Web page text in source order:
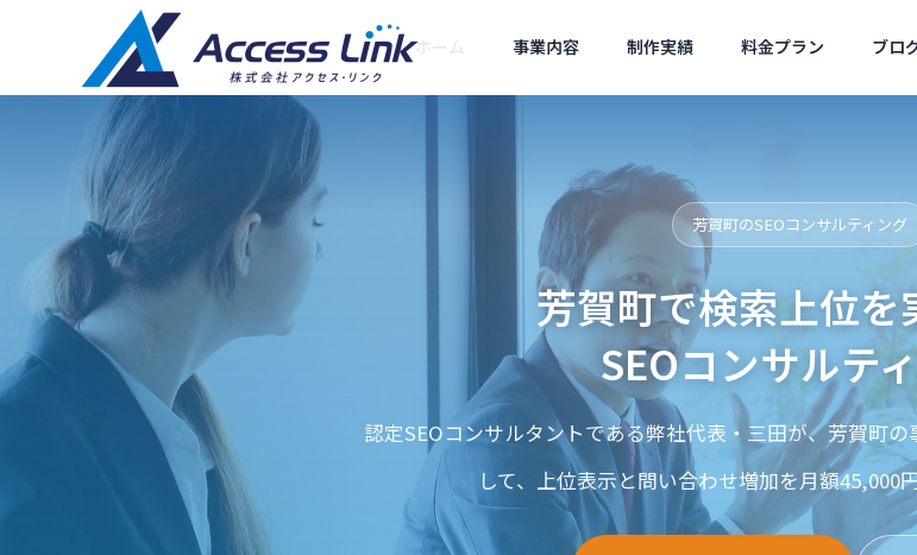
ホーム 事業内容 制作実績 料金プラン ブロ
集客型ホームペー
ジ制作
SEOに強い「売れるホ
ームページ」をお届け
します
SEOコンサルティ
ング
あなたの会社のレンタ
ルWEB部長に
MEO対策
Googleマップ対策は必
須です
セキュリティ
Googleを名乗る不審な電話・
SMSの見分け方
Googleトレンドが400語比較
に対応｜キーワード選定術
メタ
会社情報
会社概要
Company Profile
提携企業
Partner companies
芳賀町のSEOコンサルティング
芳賀町で検索上位を
SEOコンサルテ
認定SEOコンサルタントである弊社代表・三田が、芳賀町
して、上位表示と問い合わせ増加を月額45,000